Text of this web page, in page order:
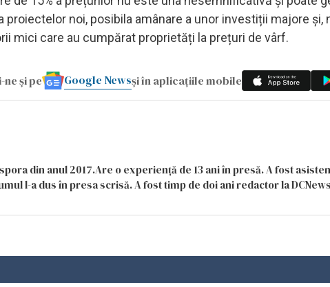
noi, posibila amânare a unor investiții majore și,
mici care au cumpărat proprietăți la prețuri de vârf.
și pe Google Newsși în aplicațiile mobile
din anul 2017.Are o experiență de 13 ani în presă. A fost
l-a dus în presa scrisă. A fost timp de doi ani redactor la